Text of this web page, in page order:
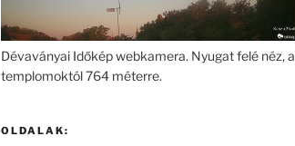
Dévaványai Időkép webkamera. Nyugat felé néz, a
templomoktól 764 méterre.
OLDALAK: